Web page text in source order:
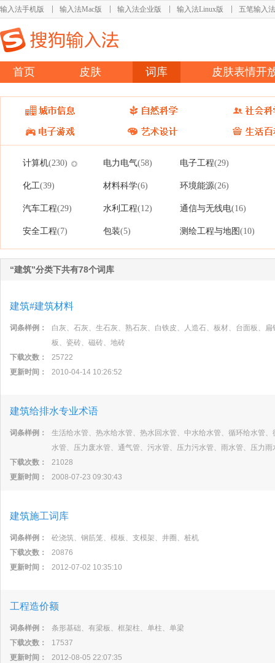
输入法手机版 输入法Mac版 输入法企业版 输入法Linux版 五笔输入法
首页 皮肤 词库 皮肤表情开
计算机(230) 电力电气(58) 电子工程(29)
化工(39) 材料科学(6) 环境能源(26)
汽车工程(29) 水利工程(12) 通信与无线电(16)
安全工程(7) 包装(5) 测绘工程与地图(10)
“建筑”分类下共有78个词库
建筑#建筑材料
词条样例：
白灰、石灰、生石灰、熟石灰、白铁皮、人造石、板材、台面板、
板、瓷砖、磁砖、地砖
下载次数：
25722
更新时间：
2010-04-14 10:26:52
建筑给排水专业术语
词条样例：
生活给水管、热水给水管、热水回水管、中水给水管、循环给水管
水管、压力废水管、通气管、污水管、压力污水管、雨水管、压力
下载次数：
21028
更新时间：
2008-07-23 09:30:43
建筑施工词库
词条样例：
砼浇筑、钢筋笼、模板、支模架、井圈、桩机
下载次数：
20876
更新时间：
2012-07-02 10:35:10
工程造价额
词条样例：
条形基础、有梁板、框架柱、单柱、单梁
下载次数：
17537
更新时间：
2012-08-05 22:07:35